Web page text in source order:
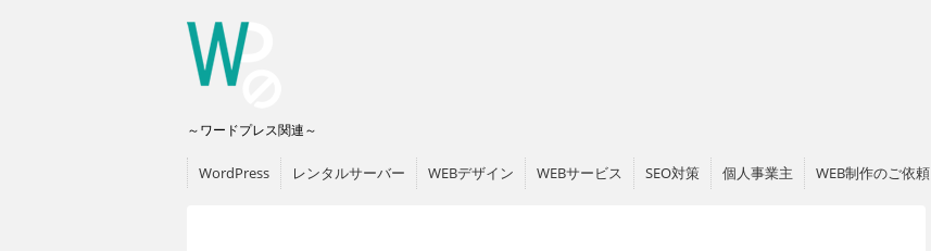
～ワードプレス関連～
WordPress レンタルサーバー WEBデザイン WEBサービス SEO対策 個人事業主 WEB制作のご依頼